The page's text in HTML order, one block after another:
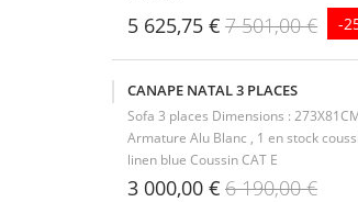
5 625,75 € 7 501,00 € -
CANAPE NATAL 3 PLACES
Sofa 3 places Dimensions :
Armature Alu Blanc , 1 en stock
linen blue Coussin CAT E
3 000,00 € 6 190,00 €